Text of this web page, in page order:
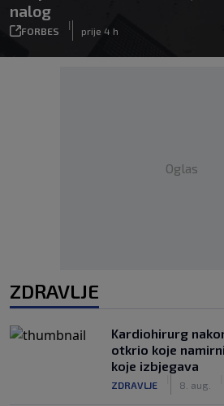
nalog
FORBES
|
prije 4 h
Oglas
ZDRAVLJE
Kardiohirurg
otkrio koje
koje izbjegava
ZDRAVLJE 8. aug.